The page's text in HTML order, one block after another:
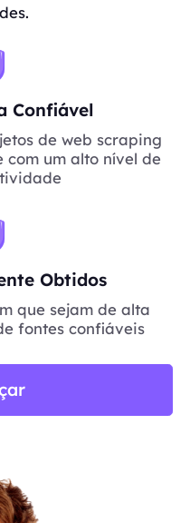
Confiável
de web scraping
um alto nível de
Obtidos
que sejam de alta
fontes confiáveis